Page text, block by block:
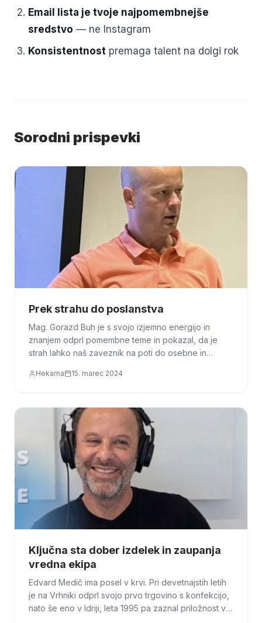
Email lista je tvoje najpomembnejše
sredstvo — ne Instagram
Konsistentnost premaga talent na dolgi rok
Sorodni prispevki
Prek strahu do poslanstva
Mag. Gorazd Buh je s svojo izjemno energijo in
znanjem odprl pomembne teme in pokazal, da je
strah lahko naš zaveznik na poti do osebne in
Hekarna 15. marec 2024
Ključna sta dober izdelek in zaupanja
vredna ekipa
Edvard Medič ima posel v krvi. Pri devetnajstih letih
je na Vrhniki odprl svojo prvo trgovino s konfekcijo,
nato še eno v Idriji, leta 1995 pa zaznal priložnost v